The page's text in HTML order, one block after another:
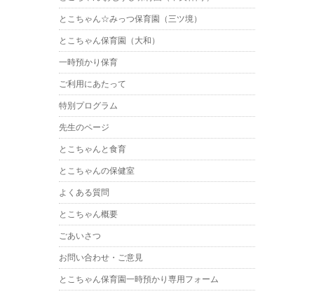
とこちゃん☆みっつ保育園（三ツ境）
とこちゃん保育園（大和）
一時預かり保育
ご利用にあたって
特別プログラム
先生のページ
とこちゃんと食育
とこちゃんの保健室
よくある質問
とこちゃん概要
ごあいさつ
お問い合わせ・ご意見
とこちゃん保育園一時預かり専用フォーム